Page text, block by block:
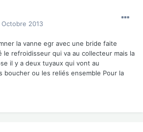
Octobre 2013
la vanne egr avec une bride faite
le refroidisseur qui va au collecteur mais la
il y a deux tuyaux qui vont au
boucher ou les reliés ensemble Pour la